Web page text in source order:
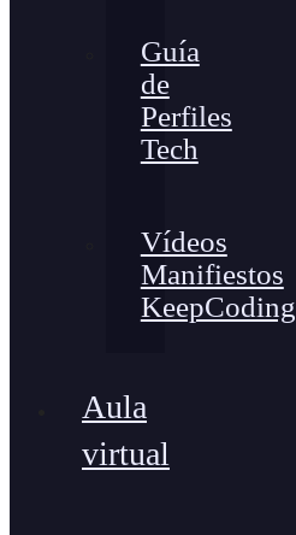
Guía
de
Perfiles
Tech
Vídeos
Manifiestos
KeepCoding
Aula
virtual